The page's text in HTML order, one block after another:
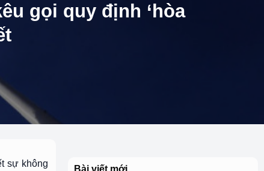
gọi quy định ‘hòa
sự không
Bài viết mới